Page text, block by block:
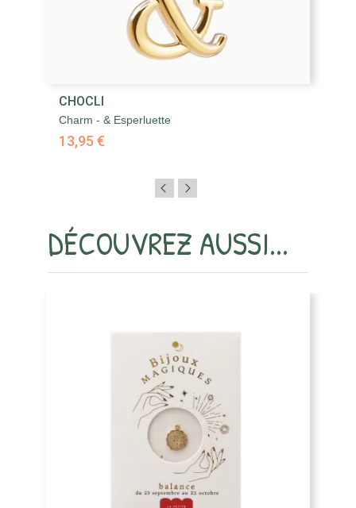
CHOCLI
Charm - & Esperluette
13,95 €
DÉCOUVREZ AUSSI...